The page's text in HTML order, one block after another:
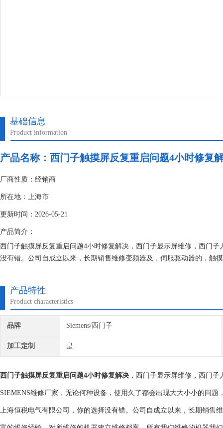
基础信息
Product information
产品名称： 西门子触摸屏反复重启问题4小时修复
厂商性质：经销商
所在地：上海市
更新时间：2026-05-21
产品简介：
西门子触摸屏反复重启问题4小时修复解决，西门子显示屏维修，西门
没有错。公司自成立以来，长期销售维修变频器及，伺服驱动器的，触
产品特性
Product characteristics
品牌 Siemens/西门子
加工定制 是
西门子触摸屏反复重启问题4小时修复解决 ，西门子显示屏维修，西门
SIEMENS维修厂家，无论何种设备，使用久了都会出现大大小小的问
上海恒税电气有限公司，你的选择没有错。公司自成立以来，长期销售